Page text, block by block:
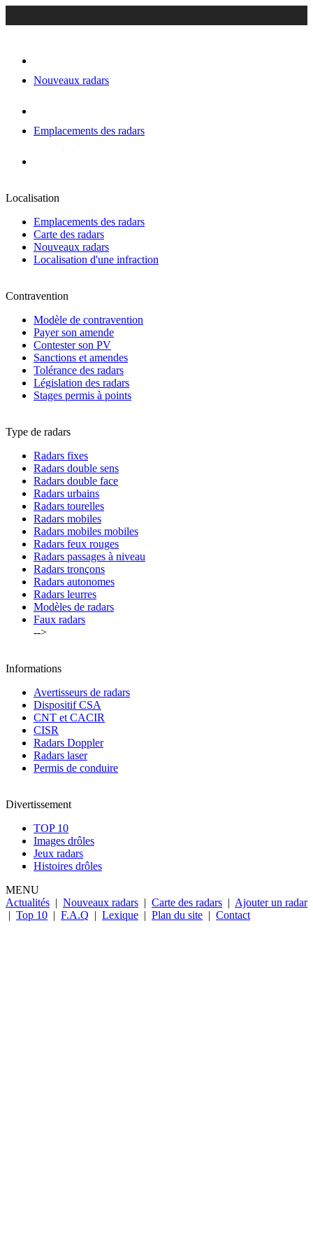
Nouveaux radars
Emplacements des radars
Localisation
Emplacements des radars
Carte des radars
Nouveaux radars
Localisation d'une infraction
Contravention
Modèle de contravention
Payer son amende
Contester son PV
Sanctions et amendes
Tolérance des radars
Législation des radars
Stages permis à points
Type de radars
Radars fixes
Radars double sens
Radars double face
Radars urbains
Radars tourelles
Radars mobiles
Radars mobiles mobiles
Radars feux rouges
Radars passages à niveau
Radars tronçons
Radars autonomes
Radars leurres
Modèles de radars
Faux radars
-->
Informations
Avertisseurs de radars
Dispositif CSA
CNT et CACIR
CISR
Radars Doppler
Radars laser
Permis de conduire
Divertissement
TOP 10
Images drôles
Jeux radars
Histoires drôles
MENU
Actualités | Nouveaux radars | Carte des radars | Ajouter un radar
| Top 10 | F.A.Q | Lexique | Plan du site | Contact